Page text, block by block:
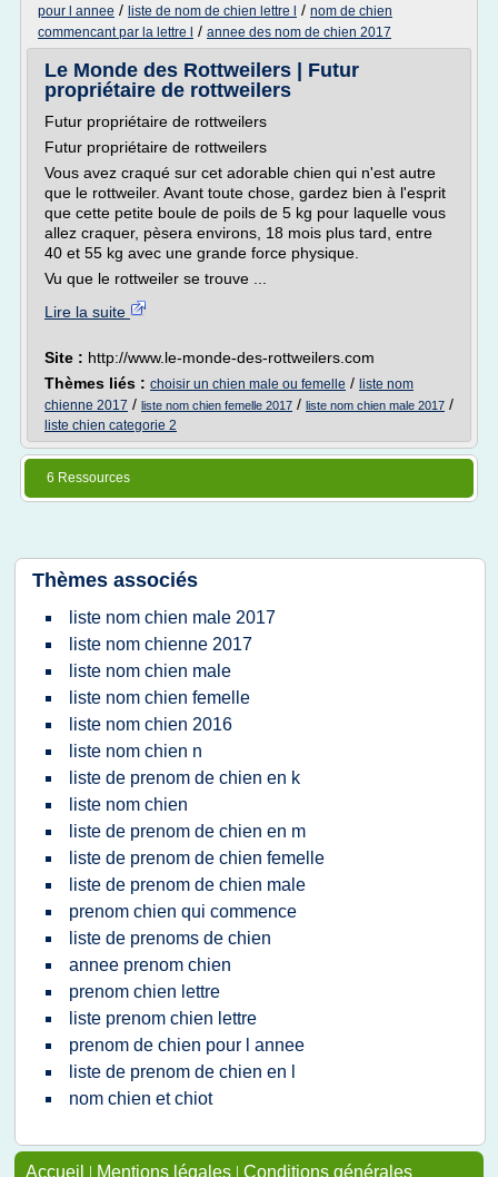
pour l annee / liste de nom de chien lettre l / nom de chien
commencant par la lettre l
/ annee des nom de chien 2017
Le Monde des Rottweilers | Futur
propriétaire de rottweilers
Futur propriétaire de rottweilers
Futur propriétaire de rottweilers
Vous avez craqué sur cet adorable chien qui n'est autre
que le rottweiler. Avant toute chose, gardez bien à l'esprit
que cette petite boule de poils de 5 kg pour laquelle vous
allez craquer, pèsera environs, 18 mois plus tard, entre
40 et 55 kg avec une grande force physique.
Vu que le rottweiler se trouve ...
Lire la suite
Site : http://www.le-monde-des-rottweilers.com
Thèmes liés : choisir un chien male ou femelle / liste nom
chienne 2017 / liste nom chien femelle 2017 / liste nom chien male 2017 /
liste chien categorie 2
6 Ressources
Thèmes associés
liste nom chien male 2017
liste nom chienne 2017
liste nom chien male
liste nom chien femelle
liste nom chien 2016
liste nom chien n
liste de prenom de chien en k
liste nom chien
liste de prenom de chien en m
liste de prenom de chien femelle
liste de prenom de chien male
prenom chien qui commence
liste de prenoms de chien
annee prenom chien
prenom chien lettre
liste prenom chien lettre
prenom de chien pour l annee
liste de prenom de chien en l
nom chien et chiot
Accueil | Mentions légales | Conditions générales